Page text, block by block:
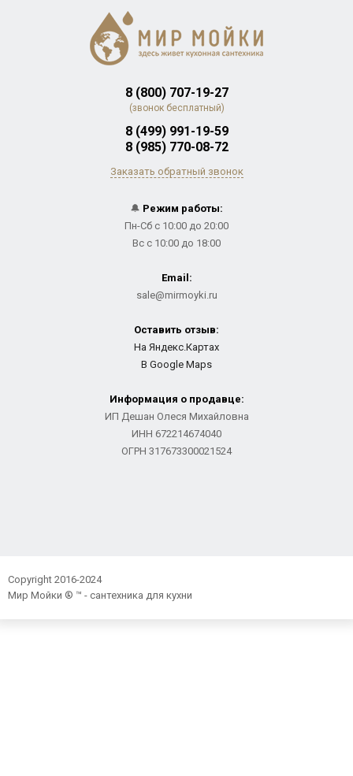
8 (800) 707-19-27
(звонок бесплатный)
8 (499) 991-19-59
8 (985) 770-08-72
Заказать обратный звонок
🔔 Режим работы:
Пн-Сб с 10:00 до 20:00
Вс с 10:00 до 18:00
Email:
sale@mirmoyki.ru
Оставить отзыв:
На Яндекс.Картах
В Google Maps
Информация о продавце:
ИП Дешан Олеся Михайловна
ИНН 672214674040
ОГРН 317673300021524
Copyright 2016-2024
Мир Мойки ® ™ - сантехника для кухни